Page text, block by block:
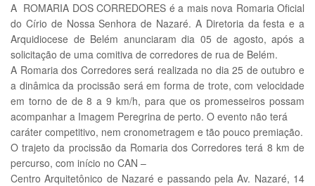
A ROMARIA DOS CORREDORES é a mais nova Romaria Oficial
do Círio de Nossa Senhora de Nazaré. A Diretoria da festa e a
Arquidiocese de Belém anunciaram dia 05 de agosto, após a
solicitação de uma comitiva de corredores de rua de Belém.
A Romaria dos Corredores será realizada no dia 25 de outubro e
a dinâmica da procissão será em forma de trote, com velocidade
em torno de de 8 a 9 km/h, para que os promesseiros possam
acompanhar a Imagem Peregrina de perto. O evento não terá
caráter competitivo, nem cronometragem e tão pouco premiação.
O trajeto da procissão da Romaria dos Corredores terá 8 km de
percurso, com início no CAN​ –
Centro Arquitetônico de Nazaré e passando pela Av. Nazaré, 14